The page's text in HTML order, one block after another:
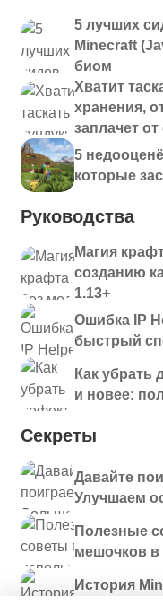
5 лучших
Minecraft
биом
Хватит
хранения,
заплачет от
5
которые
Руководства
Магия
созданию
1.13+
Ошибка IP
быстрый
Как убрать
и новее:
Секреты
Давайте
Улучшаем
Полезные
мешочков в
История